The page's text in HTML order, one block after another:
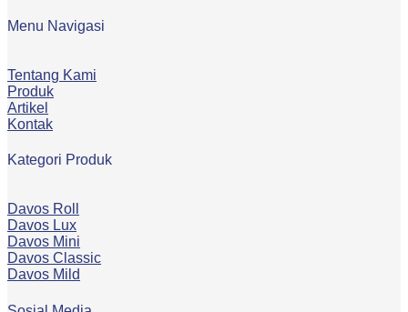
Menu Navigasi
Tentang Kami
Produk
Artikel
Kontak
Kategori Produk
Davos Roll
Davos Lux
Davos Mini
Davos Classic
Davos Mild